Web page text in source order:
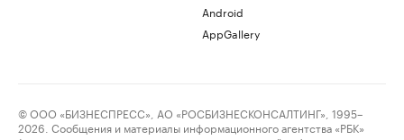
Android
AppGallery
© ООО «БИЗНЕСПРЕСС», АО «РОСБИЗНЕСКОНСАЛТИНГ», 1995–
2026. Сообщения и материалы информационного агентства «РБК»